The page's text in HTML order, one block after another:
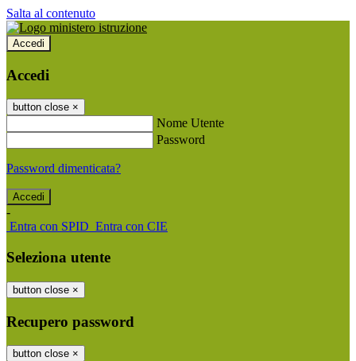
Salta al contenuto
Accedi
Accedi
button close ×
Nome Utente
Password
Password dimenticata?
-
Entra con SPID Entra con CIE
Seleziona utente
button close ×
Recupero password
button close ×